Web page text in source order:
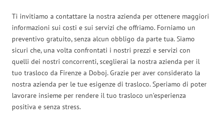
Ti invitiamo a contattare la nostra azienda per ottenere maggiori
informazioni sui costi e sui servizi che offriamo. Forniamo un
preventivo gratuito, senza alcun obbligo da parte tua. Siamo
sicuri che, una volta confrontati i nostri prezzi e servizi con
quelli dei nostri concorrenti, sceglierai la nostra azienda per il
tuo trasloco da Firenze a Doboj. Grazie per aver considerato la
nostra azienda per le tue esigenze di trasloco. Speriamo di poter
lavorare insieme per rendere il tuo trasloco un’esperienza
positiva e senza stress.